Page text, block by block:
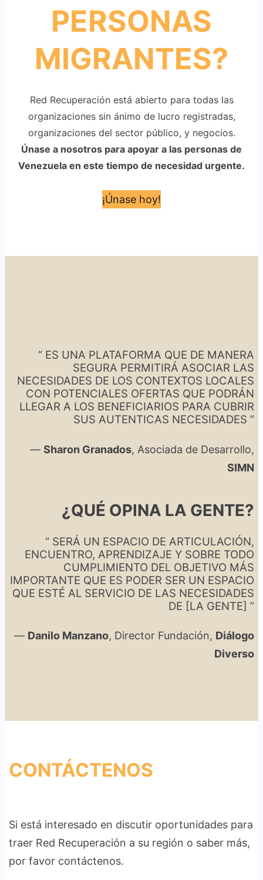
PERSONAS
MIGRANTES?
Red Recuperación está abierto para todas las
organizaciones sin ánimo de lucro registradas,
organizaciones del sector público, y negocios.
Únase a nosotros para apoyar a las personas de
Venezuela en este tiempo de necesidad urgente.
¡Únase hoy!
“ ES UNA PLATAFORMA QUE DE MANERA
SEGURA PERMITIRÁ ASOCIAR LAS
NECESIDADES DE LOS CONTEXTOS LOCALES
CON POTENCIALES OFERTAS QUE PODRÁN
LLEGAR A LOS BENEFICIARIOS PARA CUBRIR
SUS AUTENTICAS NECESIDADES ”
— Sharon Granados, Asociada de Desarrollo,
SIMN
¿QUÉ OPINA LA GENTE?
“ SERÁ UN ESPACIO DE ARTICULACIÓN,
ENCUENTRO, APRENDIZAJE Y SOBRE TODO
CUMPLIMIENTO DEL OBJETIVO MÁS
IMPORTANTE QUE ES PODER SER UN ESPACIO
QUE ESTÉ AL SERVICIO DE LAS NECESIDADES
DE [LA GENTE] ”
— Danilo Manzano, Director Fundación, Diálogo
Diverso
CONTÁCTENOS
Si está interesado en discutir oportunidades para
traer Red Recuperación a su región o saber más,
por favor contáctenos.